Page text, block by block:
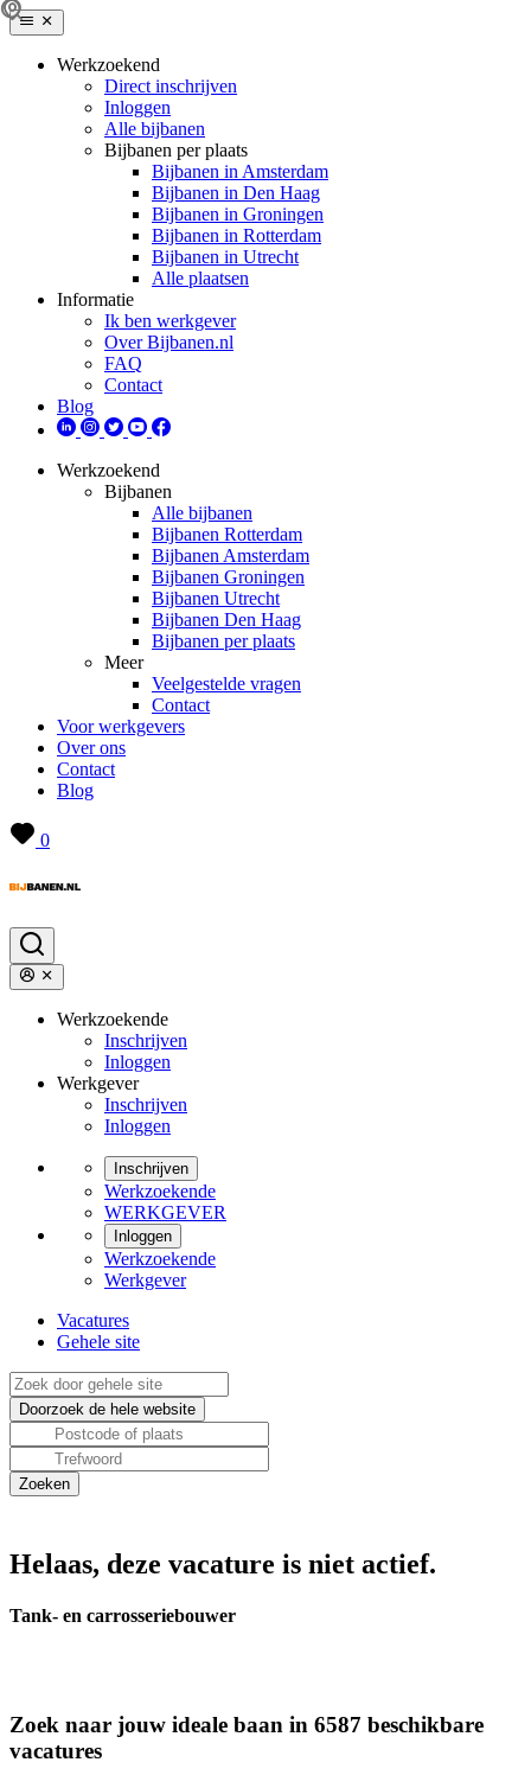
Werkzoekend
Direct inschrijven
Inloggen
Alle bijbanen
Bijbanen per plaats
Bijbanen in Amsterdam
Bijbanen in Den Haag
Bijbanen in Groningen
Bijbanen in Rotterdam
Bijbanen in Utrecht
Alle plaatsen
Informatie
Ik ben werkgever
Over Bijbanen.nl
FAQ
Contact
Blog
Werkzoekend
Bijbanen
Alle bijbanen
Bijbanen Rotterdam
Bijbanen Amsterdam
Bijbanen Groningen
Bijbanen Utrecht
Bijbanen Den Haag
Bijbanen per plaats
Meer
Veelgestelde vragen
Contact
Voor werkgevers
Over ons
Contact
Blog
0
Werkzoekende
Inschrijven
Inloggen
Werkgever
Inschrijven
Inloggen
Inschrijven
Werkzoekende
WERKGEVER
Inloggen
Werkzoekende
Werkgever
Vacatures
Gehele site
Helaas, deze vacature is niet actief.
Tank- en carrosseriebouwer
Zoek naar jouw ideale baan in 6587 beschikbare
vacatures